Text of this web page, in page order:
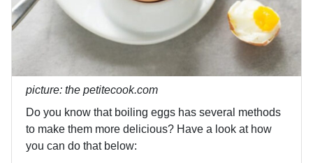
picture: the petitecook.com
Do you know that boiling eggs has several methods
to make them more delicious? Have a look at how
you can do that below: